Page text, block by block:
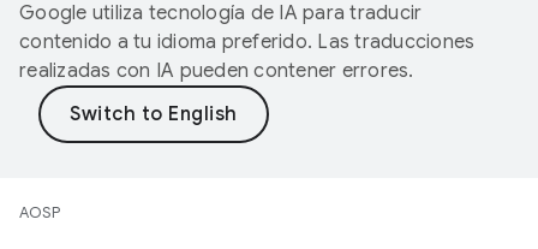
Google utiliza tecnología de IA para traducir
contenido a tu idioma preferido. Las traducciones
realizadas con IA pueden contener errores.
AOSP